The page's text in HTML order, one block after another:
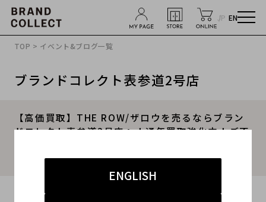
JP EN
ENGLISH
TOP > イベント&ブログ一覧
ブランドコレクト表参道2号店
【高価買取】THE ROW/ザロウを売るならブラン
ドコレクト表参道2号店へ！通年買取強化中！ご不
2025.11.12